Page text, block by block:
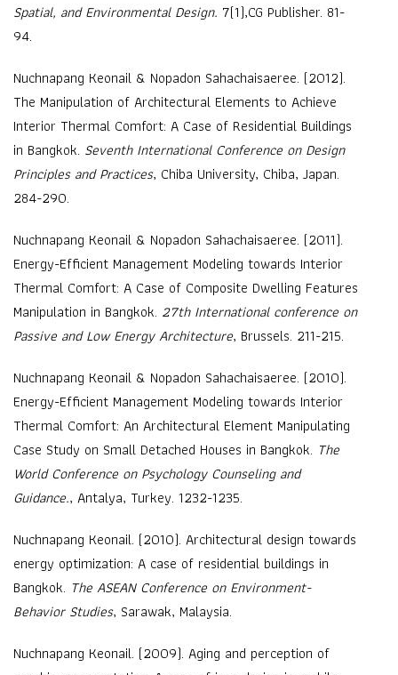
Spatial, and Environmental Design. 7(1),CG Publisher. 81-
94.
Nuchnapang Keonail & Nopadon Sahachaisaeree. (2012).
The Manipulation of Architectural Elements to Achieve
Interior Thermal Comfort: A Case of Residential Buildings
in Bangkok. Seventh International Conference on Design
Principles and Practices, Chiba University, Chiba, Japan.
284-290.
Nuchnapang Keonail & Nopadon Sahachaisaeree. (2011).
Energy-Efficient Management Modeling towards Interior
Thermal Comfort: A Case of Composite Dwelling Features
Manipulation in Bangkok. 27th International conference on
Passive and Low Energy Architecture, Brussels. 211-215.
Nuchnapang Keonail & Nopadon Sahachaisaeree. (2010).
Energy-Efficient Management Modeling towards Interior
Thermal Comfort: An Architectural Element Manipulating
Case Study on Small Detached Houses in Bangkok. The
World Conference on Psychology Counseling and
Guidance., Antalya, Turkey. 1232-1235.
Nuchnapang Keonail. (2010). Architectural design towards
energy optimization: A case of residential buildings in
Bangkok. The ASEAN Conference on Environment-
Behavior Studies, Sarawak, Malaysia.
Nuchnapang Keonail. (2009). Aging and perception of